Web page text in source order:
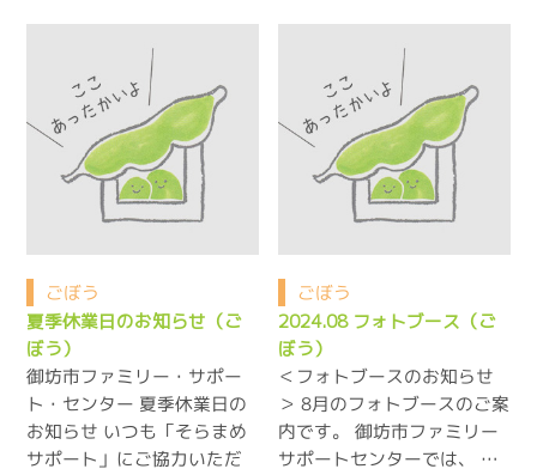
ごぼう
夏季休業日のお知らせ（ご
ぼう）
御坊市ファミリー・サポー
ト・センター 夏季休業日の
お知らせ いつも「そらまめ
サポート」にご協力いただ
ごぼう
2024.08 フォトブース（ご
ぼう）
＜フォトブースのお知らせ
＞ 8月のフォトブースのご案
内です。 御坊市ファミリー
サポートセンターでは、 …